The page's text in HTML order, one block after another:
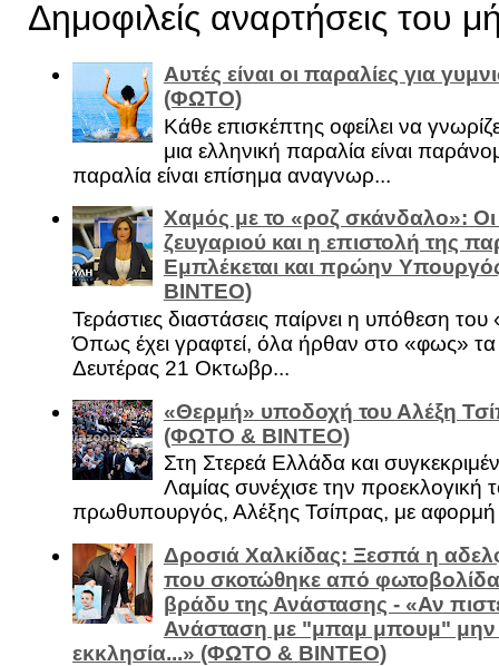
Δημοφιλείς αναρτήσεις του
Αυτές είναι οι παραλίες για
(ΦΩΤΟ)
Κάθε επισκέπτης οφείλει να
μια ελληνική παραλία είναι
παραλία είναι επίσημα αναγνωρ...
Χαμός με το «ροζ σκάνδαλο»: Οι
ζευγαριού και η επιστολή της
Εμπλέκεται και πρώην
ΒΙΝΤΕΟ)
Τεράστιες διαστάσεις παίρνει η υπόθεση
Όπως έχει γραφτεί, όλα ήρθαν στο «φως»
Δευτέρας 21 Οκτωβρ...
«Θερμή» υποδοχή του Αλέξη
(ΦΩΤΟ & ΒΙΝΤΕΟ)
Στη Στερεά Ελλάδα και
Λαμίας συνέχισε την προεκλογική
πρωθυπουργός, Αλέξης Τσίπρας, με αφορμή
Δροσιά Χαλκίδας: Ξεσπά η
που σκοτώθηκε από φωτοβολίδα
βράδυ της Ανάστασης - «Αν
Ανάσταση με "μπαμ μπουμ" μην
εκκλησία...» (ΦΩΤΟ & ΒΙΝΤΕΟ)